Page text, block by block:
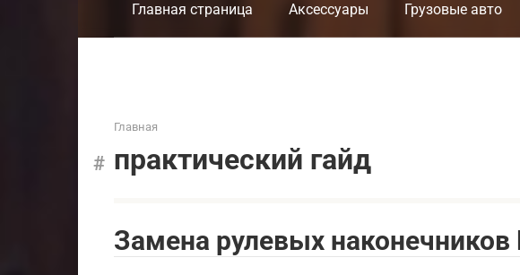
Главная страница Аксессуары Грузовые авто
Главная
практический гайд
Замена рулевых